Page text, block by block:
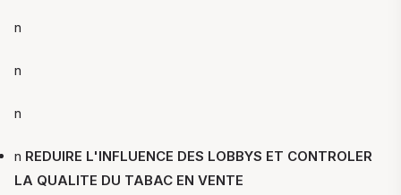
n
n
n
n REDUIRE L'INFLUENCE DES LOBBYS ET CONTROLER
LA QUALITE DU TABAC EN VENTE